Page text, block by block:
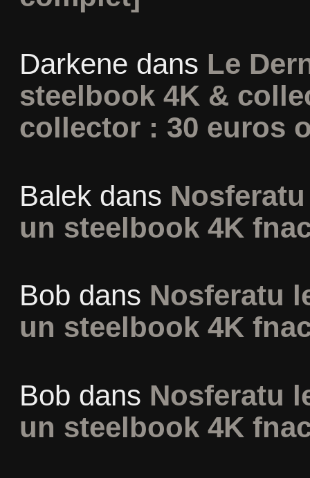
Darkene dans Le
steelbook 4K &
collector : 30 euros
Balekdans
un steelbook 4K
Bob dans Nosferatu
un steelbook 4K
Bob dans Nosferatu
un steelbook 4K